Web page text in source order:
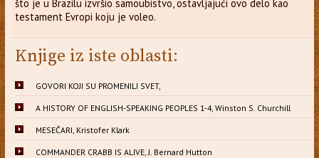
što je u Brazilu izvršio samoubistvo, ostavljajući ovo delo kao
testament Evropi koju je voleo.
Knjige iz iste oblasti:
GOVORI KOJI SU PROMENILI SVET,
A HISTORY OF ENGLISH-SPEAKING PEOPLES 1-4, Winston S. Churchill
MESEČARI, Kristofer Klark
COMMANDER CRABB IS ALIVE, J. Bernard Hutton